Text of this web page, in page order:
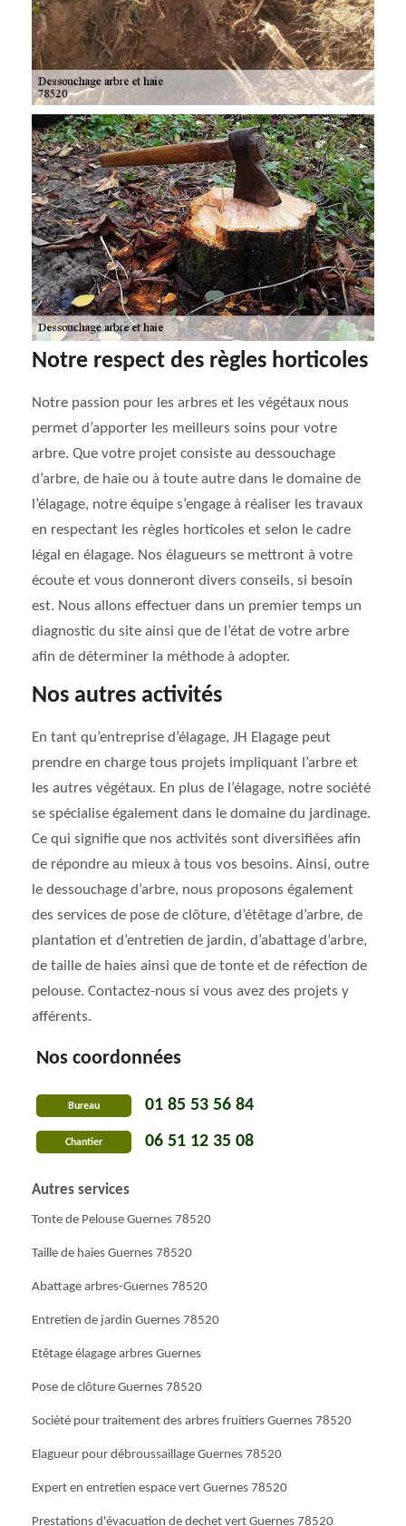
Notre respect des règles horticoles
Notre passion pour les arbres et les végétaux nous
permet d’apporter les meilleurs soins pour votre
arbre. Que votre projet consiste au dessouchage
d’arbre, de haie ou à toute autre dans le domaine de
l’élagage, notre équipe s’engage à réaliser les travaux
en respectant les règles horticoles et selon le cadre
légal en élagage. Nos élagueurs se mettront à votre
écoute et vous donneront divers conseils, si besoin
est. Nous allons effectuer dans un premier temps un
diagnostic du site ainsi que de l’état de votre arbre
afin de déterminer la méthode à adopter.
Nos autres activités
En tant qu’entreprise d’élagage, JH Elagage peut
prendre en charge tous projets impliquant l’arbre et
les autres végétaux. En plus de l’élagage, notre société
se spécialise également dans le domaine du jardinage.
Ce qui signifie que nos activités sont diversifiées afin
de répondre au mieux à tous vos besoins. Ainsi, outre
le dessouchage d’arbre, nous proposons également
des services de pose de clôture, d’étêtage d’arbre, de
plantation et d’entretien de jardin, d’abattage d’arbre,
de taille de haies ainsi que de tonte et de réfection de
pelouse. Contactez-nous si vous avez des projets y
afférents.
Nos coordonnées
Bureau 01 85 53 56 84
Chantier 06 51 12 35 08
Autres services
Tonte de Pelouse Guernes 78520
Taille de haies Guernes 78520
Abattage arbres-Guernes 78520
Entretien de jardin Guernes 78520
Etêtage élagage arbres Guernes
Pose de clôture Guernes 78520
Société pour traitement des arbres fruitiers Guernes 78520
Elagueur pour débroussaillage Guernes 78520
Expert en entretien espace vert Guernes 78520
Prestations d'évacuation de dechet vert Guernes 78520